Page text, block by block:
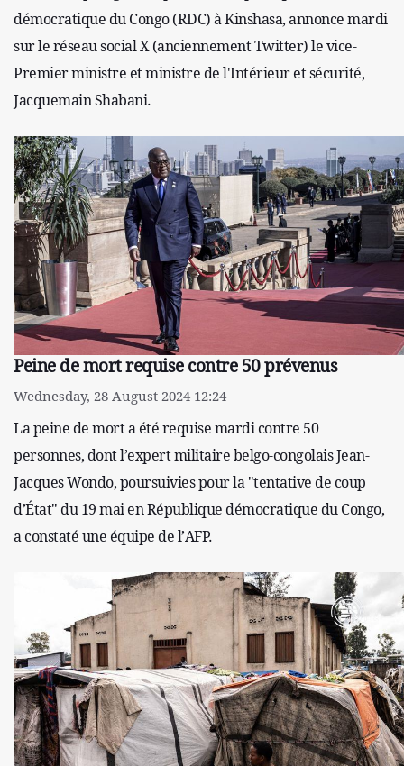
démocratique du Congo (RDC) à Kinshasa, annonce mardi
sur le réseau social X (anciennement Twitter) le vice-
Premier ministre et ministre de l'Intérieur et sécurité,
Jacquemain Shabani.
Peine de mort requise contre 50 prévenus
Wednesday, 28 August 2024 12:24
La peine de mort a été requise mardi contre 50
personnes, dont l’expert militaire belgo-congolais Jean-
Jacques Wondo, poursuivies pour la "tentative de coup
d’État" du 19 mai en République démocratique du Congo,
a constaté une équipe de l’AFP.